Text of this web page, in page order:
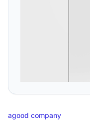
agood company